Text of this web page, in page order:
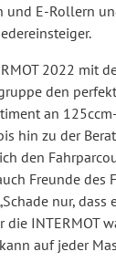
E-Rollern
2022 mit
den
an
hin zu der
den
Freunde des
nur,
INTERMOT
auf jeder